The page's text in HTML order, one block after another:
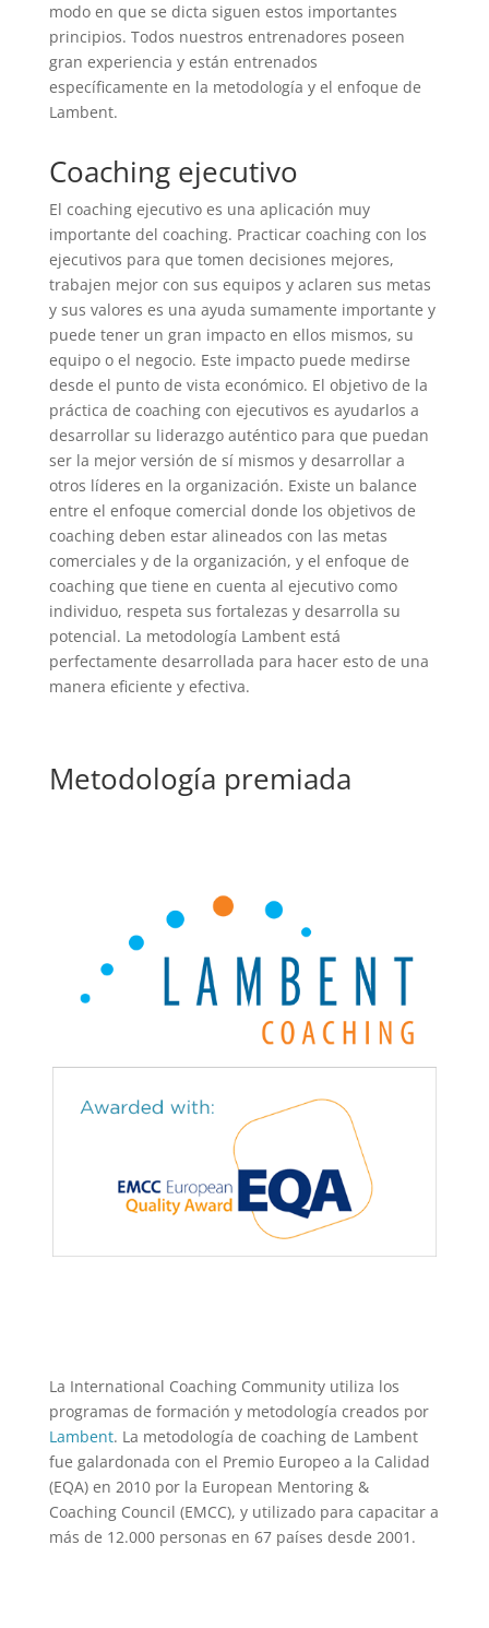
modo en que se dicta siguen estos importantes
principios. Todos nuestros entrenadores poseen
gran experiencia y están entrenados
específicamente en la metodología y el enfoque de
Lambent.
Coaching ejecutivo
El coaching ejecutivo es una aplicación muy
importante del coaching. Practicar coaching con los
ejecutivos para que tomen decisiones mejores,
trabajen mejor con sus equipos y aclaren sus metas
y sus valores es una ayuda sumamente importante y
puede tener un gran impacto en ellos mismos, su
equipo o el negocio. Este impacto puede medirse
desde el punto de vista económico. El objetivo de la
práctica de coaching con ejecutivos es ayudarlos a
desarrollar su liderazgo auténtico para que puedan
ser la mejor versión de sí mismos y desarrollar a
otros líderes en la organización. Existe un balance
entre el enfoque comercial donde los objetivos de
coaching deben estar alineados con las metas
comerciales y de la organización, y el enfoque de
coaching que tiene en cuenta al ejecutivo como
individuo, respeta sus fortalezas y desarrolla su
potencial. La metodología Lambent está
perfectamente desarrollada para hacer esto de una
manera eficiente y efectiva.
Metodología premiada
La International Coaching Community utiliza los
programas de formación y metodología creados por
Lambent. La metodología de coaching de Lambent
fue galardonada con el Premio Europeo a la Calidad
(EQA) en 2010 por la European Mentoring &
Coaching Council (EMCC), y utilizado para capacitar a
más de 12.000 personas en 67 países desde 2001.